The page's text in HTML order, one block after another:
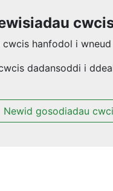
hanfodol i wneud
dadansoddi i
Newid gosodiadau